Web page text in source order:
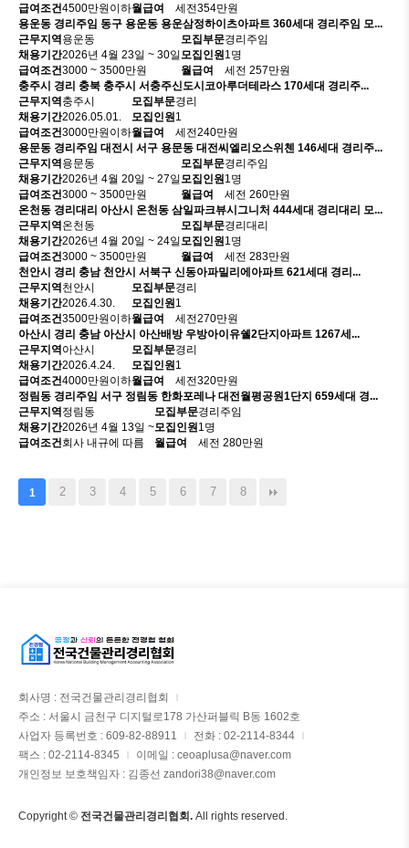
급여조건4500만원이하월급여
세전354만원
용운동 경리주임 동구 용운동 용운삼정하이츠아파트 360세대 경리주임 모...
근무지역 용운동 모집부문경리주임
채용기간2026년 4월 23일 ~ 30일모집인원1명
급여조건3000 ~ 3500만원 월급여
세전 257만원
충주시 경리 충북 충주시 서충주신도시코아루더테라스 170세대 경리주...
근무지역 충주시 모집부문경리
채용기간2026.05.01. 모집인원1
급여조건3000만원이하월급여
세전240만원
용문동 경리주임 대전시 서구 용문동 대전씨엘리오스위첸 146세대 경리주...
근무지역 용문동 모집부문경리주임
채용기간2026년 4월 20일 ~ 27일모집인원1명
급여조건3000 ~ 3500만원 월급여
세전 260만원
온천동 경리대리 아산시 온천동 삼일파크뷰시그니처 444세대 경리대리 모...
근무지역 온천동 모집부문경리대리
채용기간2026년 4월 20일 ~ 24일모집인원1명
급여조건3000 ~ 3500만원 월급여
세전 283만원
천안시 경리 충남 천안시 서북구 신동아파밀리에아파트 621세대 경리...
근무지역 천안시 모집부문경리
채용기간2026.4.30. 모집인원1
급여조건3500만원이하월급여
세전270만원
아산시 경리 충남 아산시 아산배방 우방아이유쉘2단지아파트 1267세...
근무지역 아산시 모집부문경리
채용기간2026.4.24. 모집인원1
급여조건4000만원이하월급여
세전320만원
정림동 경리주임 서구 정림동 한화포레나 대전월평공원1단지 659세대 경...
근무지역 정림동 모집부문경리주임
채용기간2026년 4월 13일 ~모집인원1명
급여조건회사 내규에 따름 월급여 세전 280만원
1 2 3 4 5 6 7 8
회사명 : 전국건물관리경리협회
주소 : 서울시 금천구 디지털로178 가산퍼블릭 B동 1602호
사업자 등록번호 : 609-82-88911
전화 : 02-2114-8344
팩스 : 02-2114-8345
이메일 : ceoaplusa@naver.com
개인정보 보호책임자 : 김종선 zandori38@naver.com
Copyright © 전국건물관리경리협회. All rights reserved.